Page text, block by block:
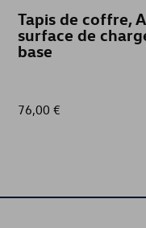
Tapis de coffre,
surface de
base
76,00 €